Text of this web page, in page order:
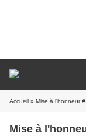
Accueil » Mise à l'honneur
Mise à